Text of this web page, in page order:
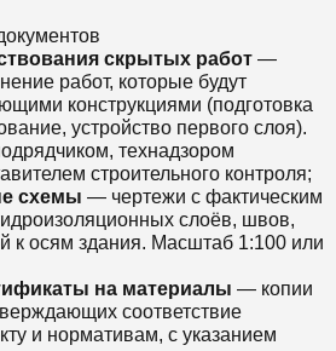
скрытых работ —
работ, которые будут
конструкциями (подготовка
устройство первого слоя).
технадзором
строительного контроля;
схемы — чертежи с фактическим
слоёв, швов,
к осям здания. Масштаб 1:100 или
на материалы — копии
соответствие
и нормативам, с указанием